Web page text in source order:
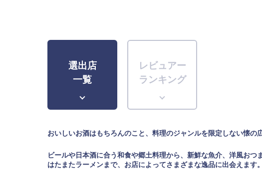
選出店
一覧
レビュアー
ランキング
おいしいお酒はもちろんのこと、料理のジャンルを限定しない懐の
ビールや日本酒に合う和食や郷土料理から、新鮮な魚介、洋風おつま
はたまたラーメンまで、お店によってさまざまな逸品に出会えます。